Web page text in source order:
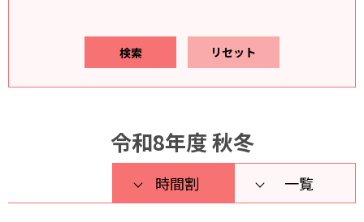
リセット
令和8年度 秋冬
時間割 一覧